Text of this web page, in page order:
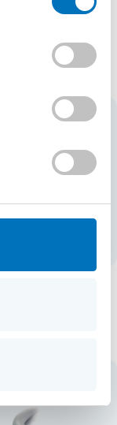
Hitta hit
Hitta hit